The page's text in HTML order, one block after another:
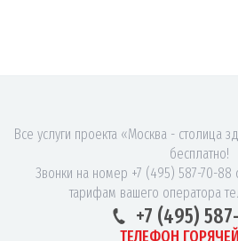
Все услуги проекта «Москва - столица
бесплатно!
Звонки на номер +7 (495) 587-70-88
тарифам вашего оператора
+7 (495)
ТЕЛЕФОН